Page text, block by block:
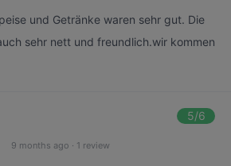
und Getränke waren sehr gut. Die
sehr nett und freundlich.wir kommen
5/6
9 months ago · 1 review